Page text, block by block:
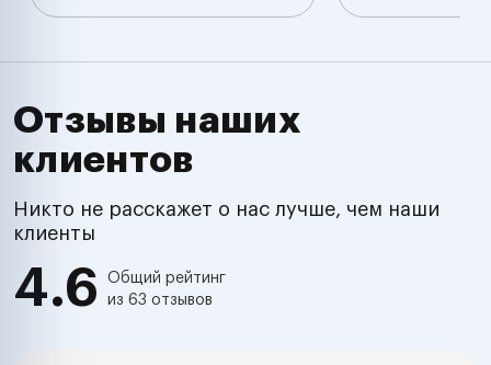
Отзывы наших
клиентов
Никто не расскажет о нас лучше, чем наши
клиенты
4.6
Общий рейтинг
из 63 отзывов